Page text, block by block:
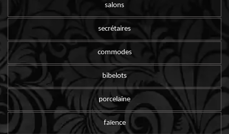
salons
secrétaires
commodes
bibelots
porcelaine
faïence